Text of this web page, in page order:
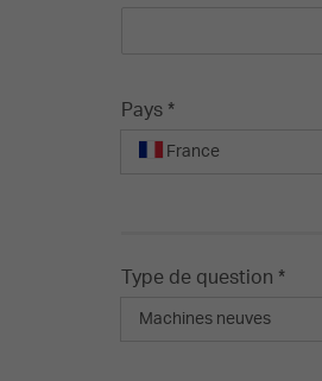
Pays *
France
Type de question *
Machines neuves